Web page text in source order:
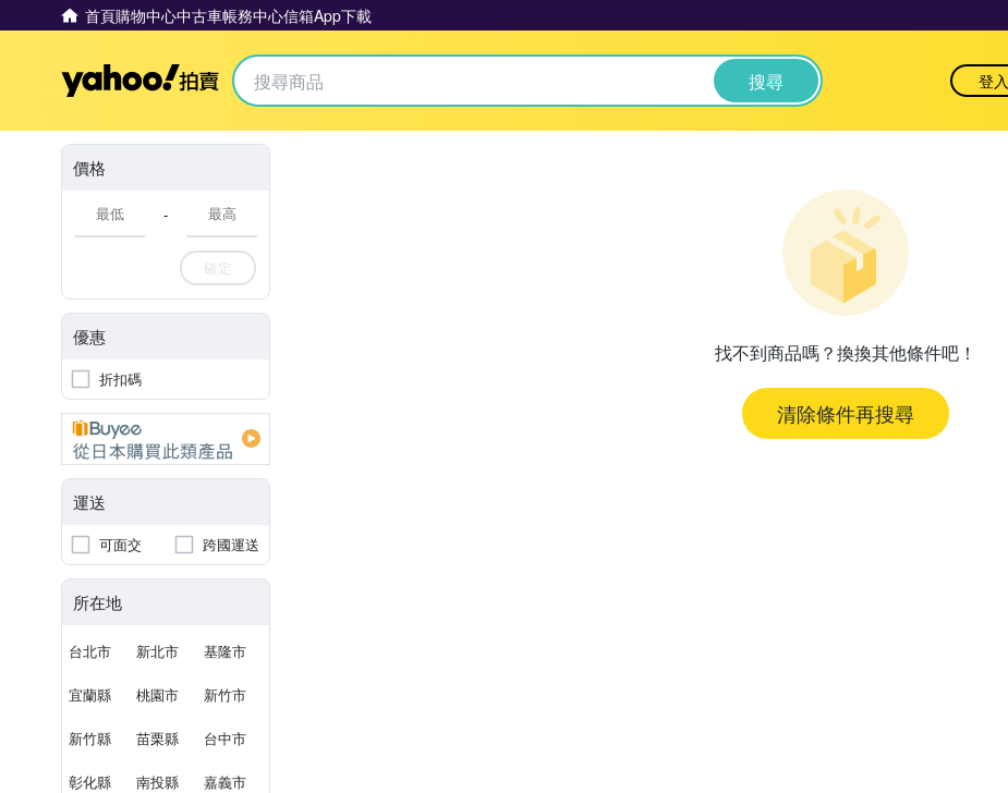
首頁購物中心中古車帳務中心信箱App下載
Yahoo拍賣 搜尋 登入
價格
-
確定
優惠
折扣碼
運送
可面交 跨國運送
所在地
台北市 新北市 基隆市
宜蘭縣 桃園市 新竹市
新竹縣 苗栗縣 台中市
彰化縣 南投縣 嘉義市
找不到商品嗎？換換其他條件吧！
清除條件再搜尋